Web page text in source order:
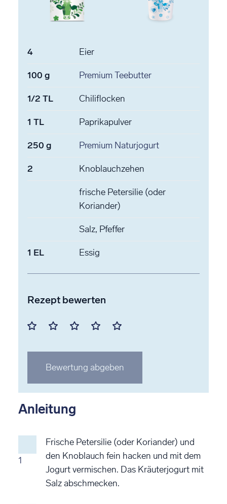
4 Eier
100 g Premium Teebutter
1/2 TL Chiliflocken
1 TL Paprikapulver
250 g Premium Naturjogurt
2 Knoblauchzehen
frische Petersilie (oder
Koriander)
Salz, Pfeffer
1 EL Essig
Rezept bewerten
Mit
Stern
bewerten
Mit
Stern
bewerten
Mit
Stern
bewerten
Mit
Stern
bewerten
Mit
Stern
bewerten
Bewertung abgeben
Anleitung
1
Frische Petersilie (oder Koriander) und
den Knoblauch fein hacken und mit dem
Jogurt vermischen. Das Kräuterjogurt mit
Salz abschmecken.